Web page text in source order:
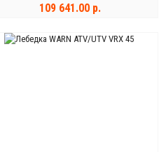
109 641.00 р.
ЗАКОНЧИЛСЯ